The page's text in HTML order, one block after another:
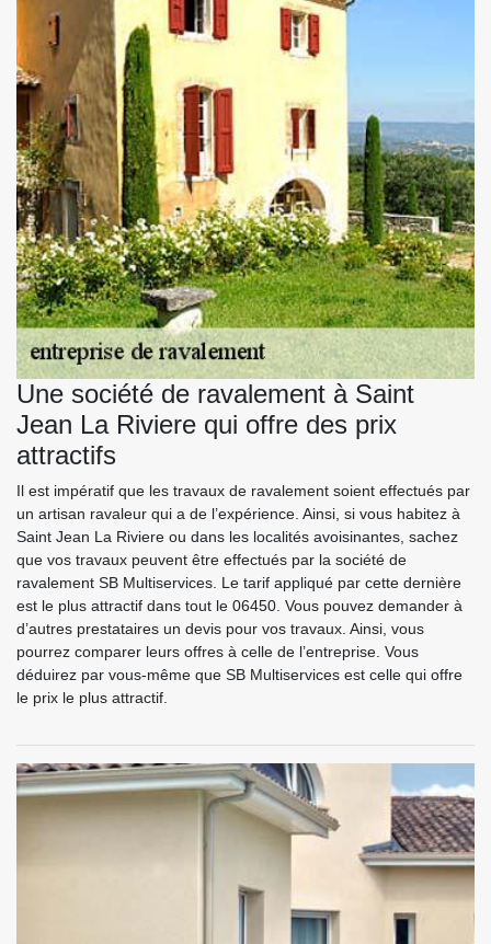
Une société de ravalement à Saint
Jean La Riviere qui offre des prix
attractifs
Il est impératif que les travaux de ravalement soient effectués par
un artisan ravaleur qui a de l’expérience. Ainsi, si vous habitez à
Saint Jean La Riviere ou dans les localités avoisinantes, sachez
que vos travaux peuvent être effectués par la société de
ravalement SB Multiservices. Le tarif appliqué par cette dernière
est le plus attractif dans tout le 06450. Vous pouvez demander à
d’autres prestataires un devis pour vos travaux. Ainsi, vous
pourrez comparer leurs offres à celle de l’entreprise. Vous
déduirez par vous-même que SB Multiservices est celle qui offre
le prix le plus attractif.